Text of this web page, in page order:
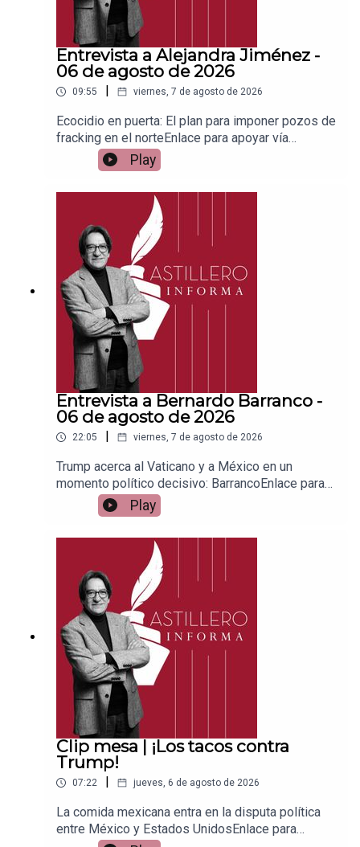
Entrevista a Alejandra Jiménez -
06 de agosto de 2026
09:55 | viernes, 7 de agosto de 2026
Ecocidio en puerta: El plan para imponer pozos de
fracking en el norteEnlace para apoyar vía
Patreon:https://www.patreon.com/julioastilleroEnl
ace para hacer donaciones vía
PayPal:https://www.paypal.me/julioastilleroCuent
a para hacer transferencias a cuenta BBVA a
nombre de Julio Hernández López:
1539408017CLABE: 012 320 01539408017
2Tienda:https://julioastillerotienda.com/
Play
Entrevista a Bernardo Barranco -
06 de agosto de 2026
22:05 | viernes, 7 de agosto de 2026
Trump acerca al Vaticano y a México en un
momento político decisivo: BarrancoEnlace para
apoyar vía
Patreon:https://www.patreon.com/julioastilleroEnl
ace para hacer donaciones vía
PayPal:https://www.paypal.me/julioastilleroCuent
a para hacer transferencias a cuenta BBVA a
nombre de Julio Hernández López:
1539408017CLABE: 012 320 01539408017
2Tienda:https://julioastillerotienda.com/
Play
Clip mesa | ¡Los tacos contra
Trump!
07:22 jueves, 6 de agosto de 2026
La comida mexicana entra en la disputa política
entre México y Estados UnidosEnlace para